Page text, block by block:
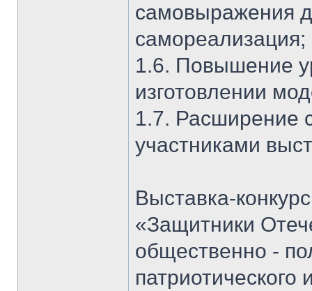
самовыражения
самореализация;
1.6. Повышение
изготовлении
1.7. Расширение
участниками
Выставка-
«Защитники
общественно -